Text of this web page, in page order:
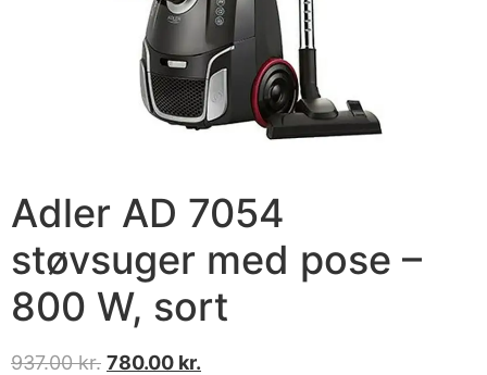
Adler AD 7054
støvsuger med pose –
800 W, sort
937.00kr. 780.00 kr.